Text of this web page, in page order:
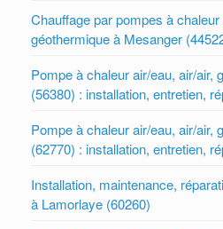
Chauffage par pompes à
géothermique à Mesanger
Pompe à chaleur air/eau, air/air,
(56380) : installation, entretien,
Pompe à chaleur air/eau, air/air,
(62770) : installation, entretien,
Installation, maintenance,
à Lamorlaye (60260)